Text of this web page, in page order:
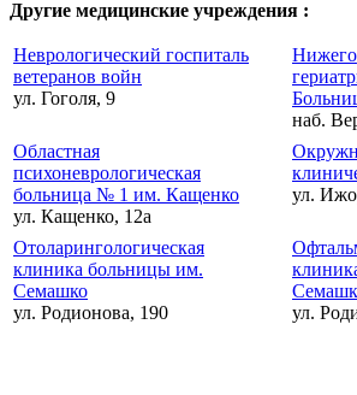
Другие медицинские учреждения :
Неврологический госпиталь
ветеранов войн
ул. Гоголя, 9
наб.
Областная
психоневрологическая
больница № 1 им. Кащенко
ул. Кащенко, 12а
ул.
Отоларингологическая
клиника больницы им.
Семашко
ул. Родионова, 190
ул.